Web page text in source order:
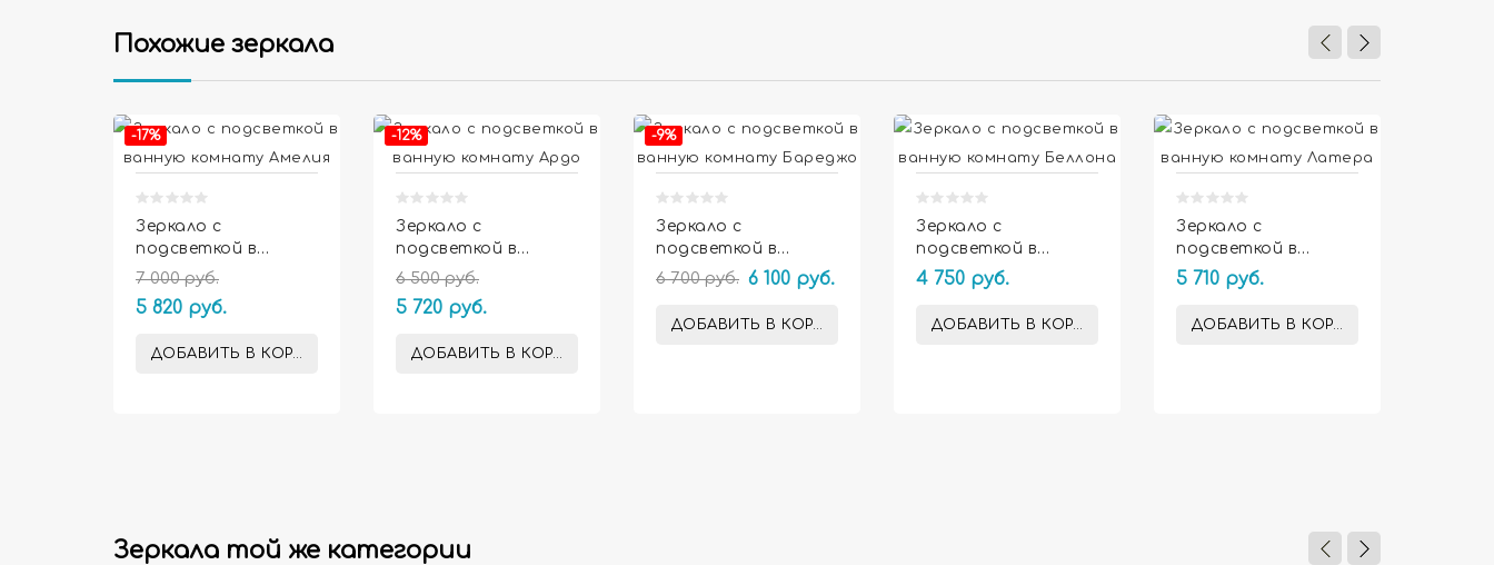
Похожие зеркала
-17%
Зеркало с
подсветкой в
ванную комнату
7 000 руб.
5 820 руб.
ДОБАВИТЬ В КОРЗИНУ
-12%
Зеркало с
подсветкой в
ванную комнату
6 500 руб.
5 720 руб.
ДОБАВИТЬ В КОРЗИНУ
-9%
Зеркало с
подсветкой в
ванную комнату
6 700 руб. 6 100 руб.
ДОБАВИТЬ В КОРЗИНУ
Зеркало с
подсветкой в
ванную комнату
Беллона
4 750 руб.
ДОБАВИТЬ В КОРЗИНУ
Зеркало с
подсветкой в
ванную комнату
Латера
5 710 руб.
ДОБАВИТЬ В КОРЗИНУ
Зеркала той же категории